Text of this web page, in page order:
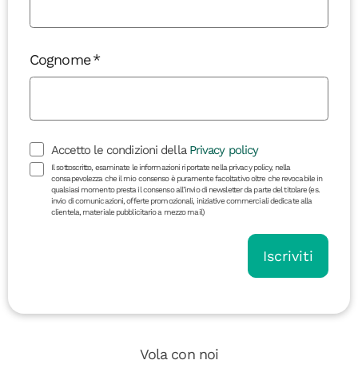
Cognome
Accetto le condizioni della Privacy policy
Il sottoscritto, esaminate le informazioni riportate nella privacy policy, nella
consapevolezza che il mio consenso è puramente facoltativo oltre che revocabile in
qualsiasi momento presta il consenso all’invio di newsletter da parte del titolare (es.
invio di comunicazioni, offerte promozionali, iniziative commerciali dedicate alla
clientela, materiale pubblicitario a mezzo mail)
Iscriviti
Vola con noi